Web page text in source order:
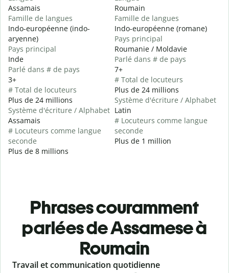
Assamais
Famille de langues
Indo-européenne (indo-
aryenne)
Pays principal
Inde
Parlé dans # de pays
3+
# Total de locuteurs
Plus de 24 millions
Système d'écriture / Alphabet
Assamais
# Locuteurs comme langue
seconde
Plus de 8 millions
Roumain
Famille de langues
Indo-européenne (romane)
Pays principal
Roumanie / Moldavie
Parlé dans # de pays
7+
# Total de locuteurs
Plus de 24 millions
Système d'écriture / Alphabet
Latin
# Locuteurs comme langue
seconde
Plus de 1 million
Phrases couramment
parlées de Assamese à
Roumain
Slide 1 of 6
Travail et communication quotidienne